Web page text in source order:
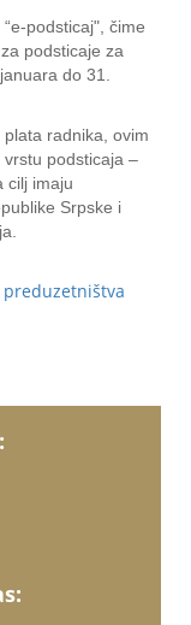
podsticaj", čime
podsticaje za
do 31.
radnika, ovim
podsticaja –
cilj imaju
Srpske i